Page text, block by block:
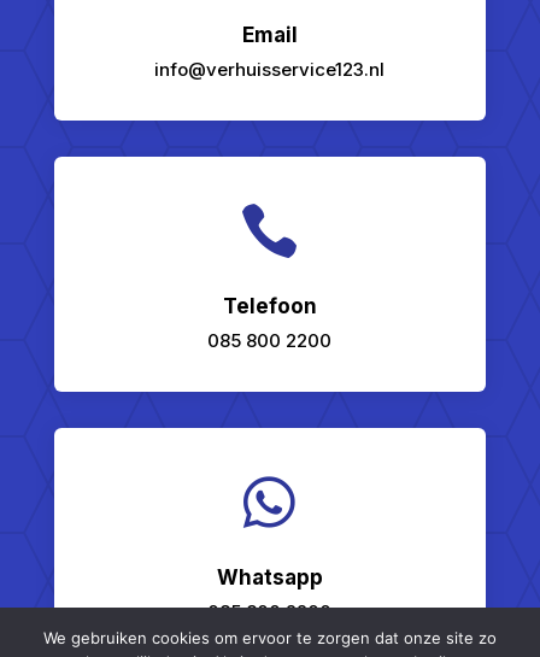
Email
info@verhuisservice123.nl

Telefoon
085 800 2200

Whatsapp
085 800 2200
We gebruiken cookies om ervoor te zorgen dat onze site zo